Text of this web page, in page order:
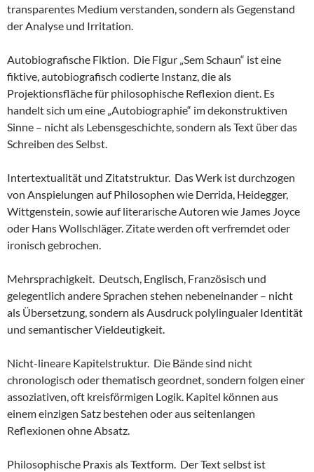
transparentes Medium verstanden, sondern als Gegenstand
der Analyse und Irritation.
Autobiografische Fiktion. Die Figur „Sem Schaun“ ist eine
fiktive, autobiografisch codierte Instanz, die als
Projektionsfläche für philosophische Reflexion dient. Es
handelt sich um eine „Autobiographie“ im dekonstruktiven
Sinne – nicht als Lebensgeschichte, sondern als Text über das
Schreiben des Selbst.
Intertextualität und Zitatstruktur. Das Werk ist durchzogen
von Anspielungen auf Philosophen wie Derrida, Heidegger,
Wittgenstein, sowie auf literarische Autoren wie James Joyce
oder Hans Wollschläger. Zitate werden oft verfremdet oder
ironisch gebrochen.
Mehrsprachigkeit. Deutsch, Englisch, Französisch und
gelegentlich andere Sprachen stehen nebeneinander – nicht
als Übersetzung, sondern als Ausdruck polylingualer Identität
und semantischer Vieldeutigkeit.
Nicht-lineare Kapitelstruktur. Die Bände sind nicht
chronologisch oder thematisch geordnet, sondern folgen einer
assoziativen, oft kreisförmigen Logik. Kapitel können aus
einem einzigen Satz bestehen oder aus seitenlangen
Reflexionen ohne Absatz.
Philosophische Praxis als Textform. Der Text selbst ist